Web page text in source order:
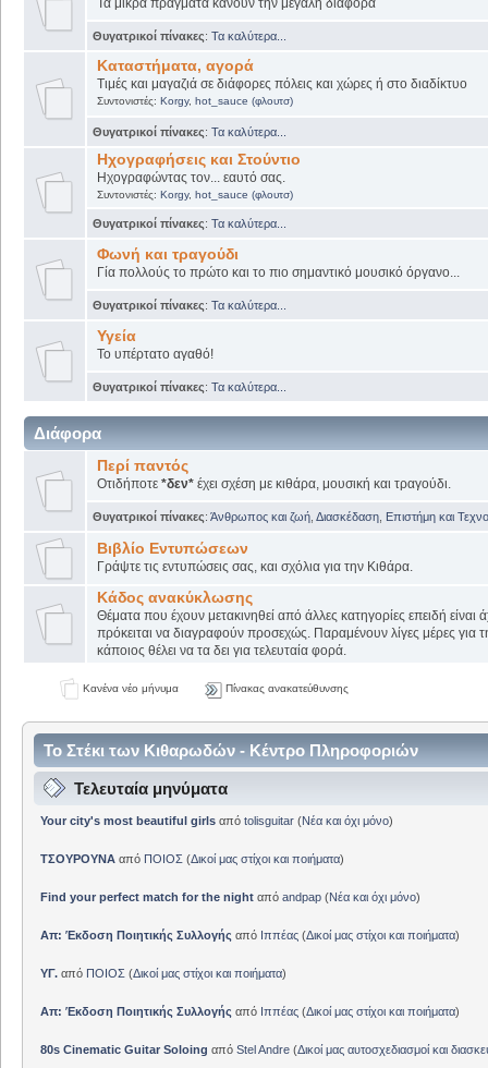
Θυγατρικοί πίνακες: Τα καλύτερα...
Καταστήματα, αγορά
Τιμές και μαγαζιά σε διάφορες πόλεις και χώρες ή στο διαδίκτυο
Συντονιστές: Korgy, hot_sauce (φλουτσ)
Θυγατρικοί πίνακες: Τα καλύτερα...
Ηχογραφήσεις και Στούντιο
Ηχογραφώντας τον... εαυτό σας.
Συντονιστές: Korgy, hot_sauce (φλουτσ)
Θυγατρικοί πίνακες: Τα καλύτερα...
Φωνή και τραγούδι
Γία πολλούς το πρώτο και το πιο σημαντικό μουσικό όργανο...
Θυγατρικοί πίνακες: Τα καλύτερα...
Υγεία
Το υπέρτατο αγαθό!
Θυγατρικοί πίνακες: Τα καλύτερα...
Διάφορα
Περί παντός
Οτιδήποτε *δεν*έχει σχέση με κιθάρα, μουσική και τραγούδι.
Θυγατρικοί πίνακες: Άνθρωπος και ζωή Διασκέδαση Επιστήμη και
Βιβλίο Εντυπώσεων
Γράψτε τις εντυπώσεις σας, και σχόλια για την Κιθάρα.
Κάδος ανακύκλωσης
Θέματα που έχουν μετακινηθεί από άλλες κατηγορίες επειδή είναι
πρόκειται να διαγραφούν προσεχώς. Παραμένουν λίγες μέρες για
κάποιος θέλει να τα δει για τελευταία φορά.
Κανένα νέο μήνυμα Πίνακας ανακατεύθυνσης
Το Στέκι των Κιθαρωδών - Κέντρο Πληροφοριών
Τελευταία μηνύματα
Your city's most beautiful girlsαπό tolisguitar(Νέα και όχι μόνο)
ΤΣΟΥΡΟΥΝΑαπό ΠΟΙΟΣ (Δικοί μας στίχοι και ποιήματα)
Find your perfect match for the nightαπό andpap(Νέα και όχι μόνο)
Απ: Έκδοση Ποιητικής Συλλογής από Ιππέας(Δικοί μας στίχοι και ποιήματα)
ΥΓ.από ΠΟΙΟΣ (Δικοί μας στίχοι και ποιήματα)
Απ: Έκδοση Ποιητικής Συλλογής από Ιππέας(Δικοί μας στίχοι και ποιήματα)
80s Cinematic Guitar Soloing από Stel Andre(Δικοί μας αυτοσχεδιασμοί και